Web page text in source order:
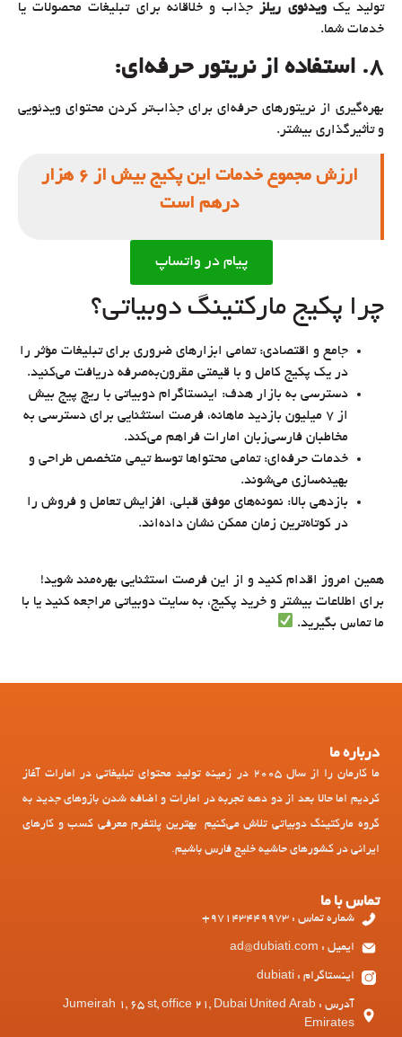
تولید یکویدئوی ریلزجذاب و خلاقانه برای تبلیغات محصولات یا
خدمات شما.
8. استفاده از نریتور حرفه‌ای :
بهره‌گیری از نریتورهای حرفه‌ای برای جذاب‌تر کردن محتوای ویدئویی
و تأثیرگذاری بیشتر.
ارزش مجموع خدمات این پکیج بیش از 6 هزار
درهم است
پیام در واتساپ
چرا پکیج مارکتینگ دوبیاتی؟
جامع و اقتصادی: تمامی ابزارهای ضروری برای تبلیغات مؤثر را
در یک پکیج کامل و با قیمتی مقرون‌به‌صرفه دریافت می‌کنید.
دسترسی به بازار هدف: اینستاگرام دوبیاتی با ریچ پیج بیش
از 7 میلیون بازدید ماهانه، فرصت استثنایی برای دسترسی به
مخاطبان فارسی‌زبان امارات فراهم می‌کند.
خدمات حرفه‌ای: تمامی محتواها توسط تیمی متخصص طراحی و
بهینه‌سازی می‌شوند.
بازدهی بالا: نمونه‌های موفق قبلی، افزایش تعامل و فروش را
در کوتاه‌ترین زمان ممکن نشان داده‌اند.
همین امروز اقدام کنید و از این فرصت استثنایی بهره‌مند شوید!
برای اطلاعات بیشتر و خرید پکیج، به سایت دوبیاتی مراجعه کنید یا با
ما تماس بگیرید.
درباره ما
ما کارمان را از سال 2005 در زمینه تولید محتوای تبلیغاتی در امارات آغاز
کردیم اما حالا بعد از دو دهه تجربه در امارات و اضافه شدن بازوهای جدید به
گروه مارکتینگ دوبیاتی تلاش می‌کنیم بهترین پلتفرم معرفی کسب و کارهای
ایرانی در کشورهای حاشیه خلیج فارس باشیم.
تماس با ما
شماره تماس : 97143449973+
ایمیل : ad@dubiati.com
اینستاگرام : dubiati
آدرس : Jumeirah 1, 65 st, office 21, Dubai United Arab
Emirates